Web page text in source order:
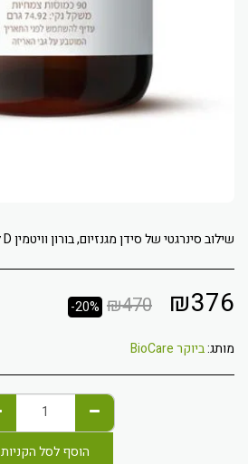
שילוב סינרגטי של סידן מגנזיום, בורון וויטמין D לספיגה אופטימלית.
₪376
₪470
-20%
מותג:ביוקר BioCare
הוסף לסל הקניות